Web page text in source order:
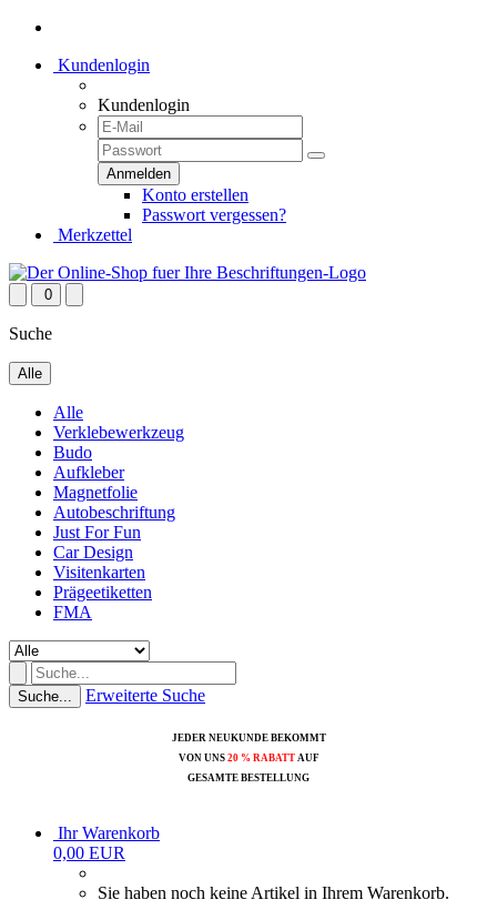
Kundenlogin
Kundenlogin
Konto erstellen
Passwort vergessen?
Merkzettel
0
Suche
Alle
Alle
Verklebewerkzeug
Budo
Aufkleber
Magnetfolie
Autobeschriftung
Just For Fun
Car Design
Visitenkarten
Prägeetiketten
FMA
Suche... Erweiterte Suche
JEDER NEUKUNDE BEKOMMT
VON UNS 20 % RABATTAUF
GESAMTE BESTELLUNG
Ihr Warenkorb
0,00 EUR
Sie haben noch keine Artikel in Ihrem Warenkorb.